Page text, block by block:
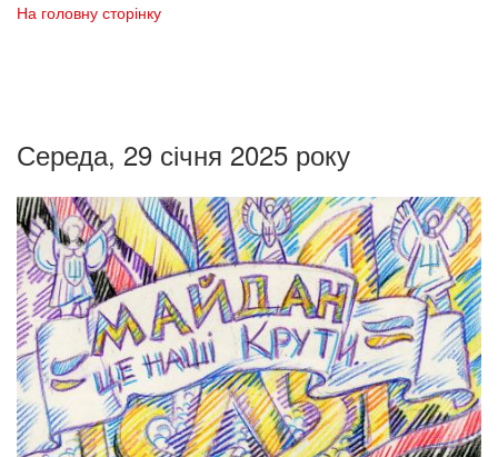
На головну сторінку
Середа, 29 січня 2025 року